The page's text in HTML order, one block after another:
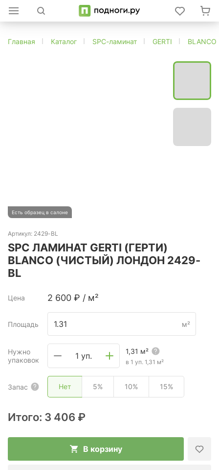
Главная Каталог SPC-ламинат GERTI BLANCO
Есть образец в салоне
Артикул: 2429-BL
SPC ЛАМИНАТ GERTI (ГЕРТИ)
BLANCO (ЧИСТЫЙ) ЛОНДОН 2429-
BL
Цена 2 600 ₽ / м²
Площадь м²
Нужно
упаковок
1 уп. 1,31 м²
в 1 уп. 1,31 м²
Запас Нет 5% 10% 15%
Итого: 3 406 ₽
В корзину